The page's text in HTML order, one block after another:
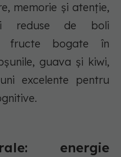
memorie și atenție,
reduse de boli
fructe bogate în
guava și kiwi,
excelente pentru
energie